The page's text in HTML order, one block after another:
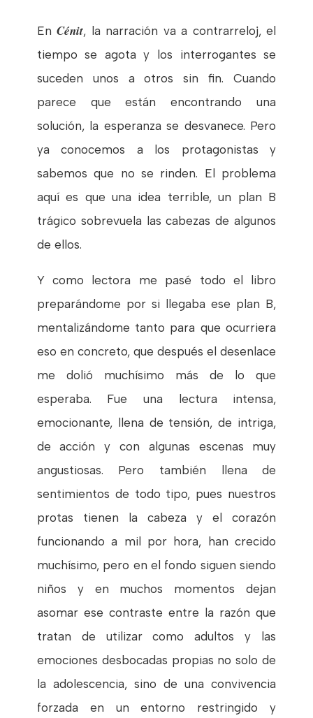
EnCénit, la narración va a contrarreloj, el
tiempo se agota y los interrogantes se
suceden unos a otros sin fin. Cuando
parece que están encontrando una
solución, la esperanza se desvanece. Pero
ya conocemos a los protagonistas y
sabemos que no se rinden. El problema
aquí es que una idea terrible, un plan B
trágico sobrevuela las cabezas de algunos
de ellos.
Y como lectora me pasé todo el libro
preparándome por si llegaba ese plan B,
mentalizándome tanto para que ocurriera
eso en concreto, que después el desenlace
me dolió muchísimo más de lo que
esperaba. Fue una lectura intensa,
emocionante, llena de tensión, de intriga,
de acción y con algunas escenas muy
angustiosas. Pero también llena de
sentimientos de todo tipo, pues nuestros
protas tienen la cabeza y el corazón
funcionando a mil por hora, han crecido
muchísimo, pero en el fondo siguen siendo
niños y en muchos momentos dejan
asomar ese contraste entre la razón que
tratan de utilizar como adultos y las
emociones desbocadas propias no solo de
la adolescencia, sino de una convivencia
forzada en un entorno restringido y